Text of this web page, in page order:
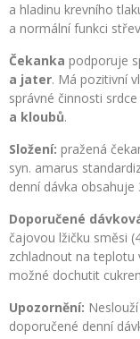
a hladinu krevního
a normální funkci
Čekanka podporuje
a jater. Má pozitivní
správné činnosti
a kloubů.
Složení: pražená
syn. amarus
denní dávka
Doporučené
čajovou lžičku směsi
zchladnout na teplotu
možné dochutit
Upozornění:
doporučené denní